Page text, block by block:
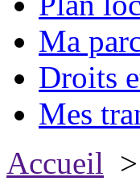
Ma
Droits
Mes
Accueil >